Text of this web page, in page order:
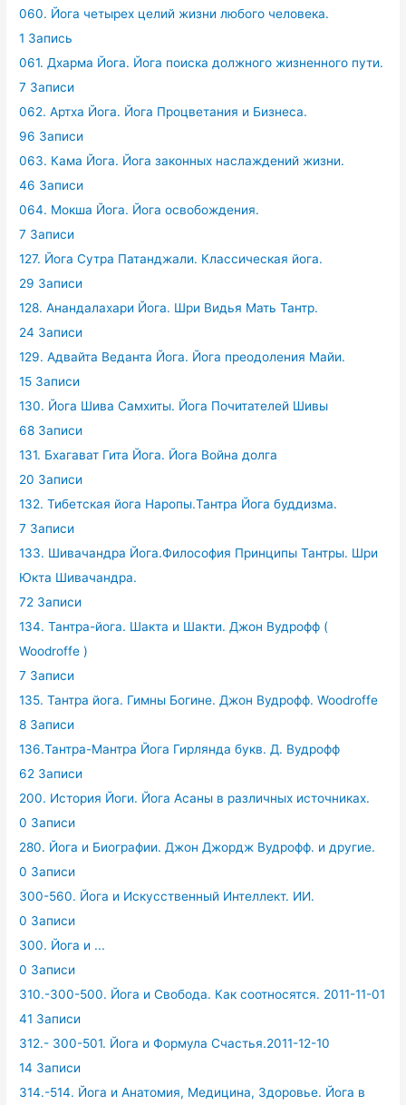
060. Йога четырех целий жизни любого человека.
1 Запись
061. Дхарма Йога. Йога поиска должного жизненного пути.
7 Записи
062. Артха Йога. Йога Процветания и Бизнеса.
96 Записи
063. Кама Йога. Йога законных наслаждений жизни.
46 Записи
064. Мокша Йога. Йога освобождения.
7 Записи
127. Йога Сутра Патанджали. Классическая йога.
29 Записи
128. Анандалахари Йога. Шри Видья Мать Тантр.
24 Записи
129. Адвайта Веданта Йога. Йога преодоления Майи.
15 Записи
130. Йога Шива Самхиты. Йога Почитателей Шивы
68 Записи
131. Бхагават Гита Йога. Йога Война долга
20 Записи
132. Тибетская йога Наропы.Тантра Йога буддизма.
7 Записи
133. Шивачандра Йога.Философия Принципы Тантры. Шри
Юкта Шивачандра.
72 Записи
134. Тантра-йога. Шакта и Шакти. Джон Вудрофф (
Woodroffe )
7 Записи
135. Тантра йога. Гимны Богине. Джон Вудрофф. Woodroffe
8 Записи
136.Тантра-Мантра Йога Гирлянда букв. Д. Вудрофф
62 Записи
200. История Йоги. Йога Асаны в различных источниках.
0 Записи
280. Йога и Биографии. Джон Джордж Вудрофф. и другие.
0 Записи
300-560. Йога и Искусственный Интеллект. ИИ.
0 Записи
300. Йога и ...
0 Записи
310.-300-500. Йога и Свобода. Как соотносятся. 2011-11-01
41 Записи
312.- 300-501. Йога и Формула Счастья.2011-12-10
14 Записи
314.-514. Йога и Анатомия, Медицина, Здоровье. Йога в